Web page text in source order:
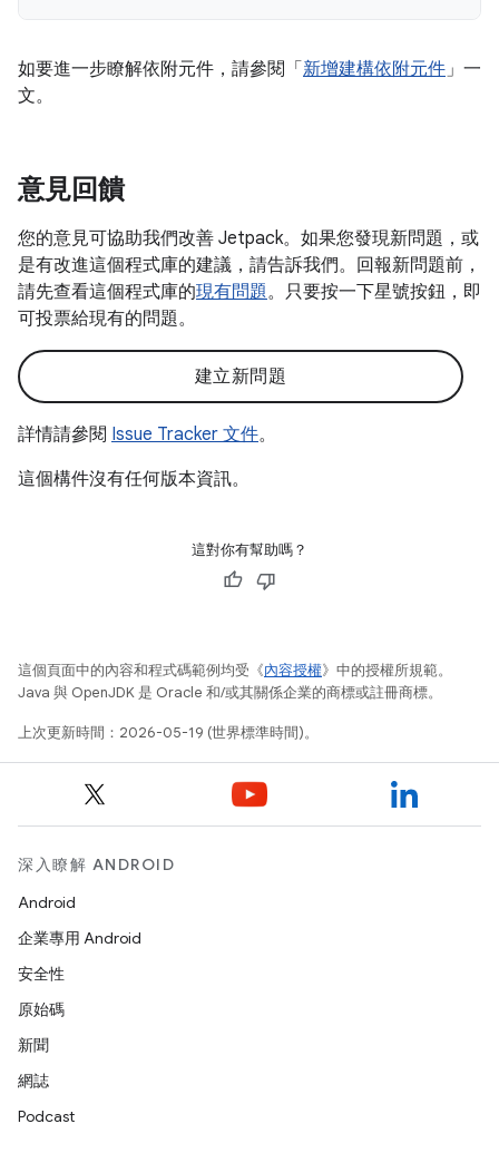
如要進一步瞭解依附元件，請參閱「 新增建構依附元件」一
文。
意見回饋
您的意見可協助我們改善 Jetpack。如果您發現新問題，或
是有改進這個程式庫的建議，請告訴我們。回報新問題前，
請先查看這個程式庫的現有問題。只要按一下星號按鈕，即
可投票給現有的問題。
建立新問題
詳情請參閱 Issue Tracker 文件。
這個構件沒有任何版本資訊。
這對你有幫助嗎？
這個頁面中的內容和程式碼範例均受《內容授權》中的授權所規範。
Java 與 OpenJDK 是 Oracle 和/或其關係企業的商標或註冊商標。
上次更新時間：2026-05-19 (世界標準時間)。
深入瞭解 ANDROID
Android
企業專用 Android
安全性
原始碼
新聞
網誌
Podcast